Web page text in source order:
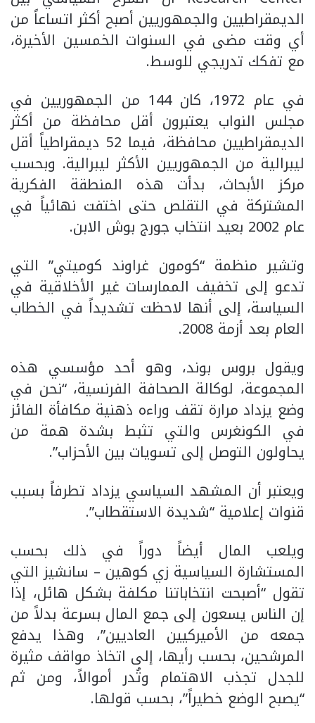
الديمقراطيين والجمهوريين أصبح أكثر اتساعاً من
أي وقت مضى في السنوات الخمسين الأخيرة،
مع تفكك تدريجي للوسط.
في عام 1972، كان 144 من الجمهوريين في
مجلس النواب يعتبرون أقل محافظة من أكثر
الديمقراطيين محافظة، فيما 52 ديمقراطياً أقل
ليبرالية من الجمهوريين الأكثر ليبرالية. وبحسب
مركز الأبحاث، بدأت هذه المنطقة الفكرية
المشتركة في التقلص حتى اختفت نهائياً في
عام 2002 بعيد انتخاب جورج بوش الابن.
وتشير منظمة “كومون غراوند كوميتي” التي
تدعو إلى تخفيف الممارسات غير الأخلاقية في
السياسة، إلى أنها لاحظت تشديداً في الخطاب
العام بعد أزمة 2008.
ويقول بروس بوند، وهو أحد مؤسسي هذه
المجموعة، لوكالة الصحافة الفرنسية، “نحن في
وضع يزداد مرارة تقف وراءه ذهنية مكافأة الفائز
في الكونغرس والتي تثبط بشدة همة من
يحاولون التوصل إلى تسويات بين الأحزاب”.
ويعتبر أن المشهد السياسي يزداد تطرفاً بسبب
قنوات إعلامية “شديدة الاستقطاب”.
ويلعب المال أيضاً دوراً في ذلك بحسب
المستشارة السياسية زي كوهين – سانشيز التي
تقول “أصبحت انتخاباتنا مكلفة بشكل هائل، إذا
إن الناس يسعون إلى جمع المال بسرعة بدلاً من
جمعه من الأميركيين العاديين”، وهذا يدفع
المرشحين، بحسب رأيها، إلى اتخاذ مواقف مثيرة
للجدل تجذب الاهتمام وتُدر أموالاً، ومن ثم
“يصبح الوضع خطيراً”، بحسب قولها.